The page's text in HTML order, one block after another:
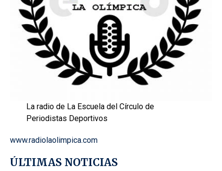
La radio de La Escuela del Círculo de
Periodistas Deportivos
www.radiolaolimpica.com
ÚLTIMAS NOTICIAS